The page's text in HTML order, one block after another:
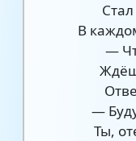
В
—
—
Ты,